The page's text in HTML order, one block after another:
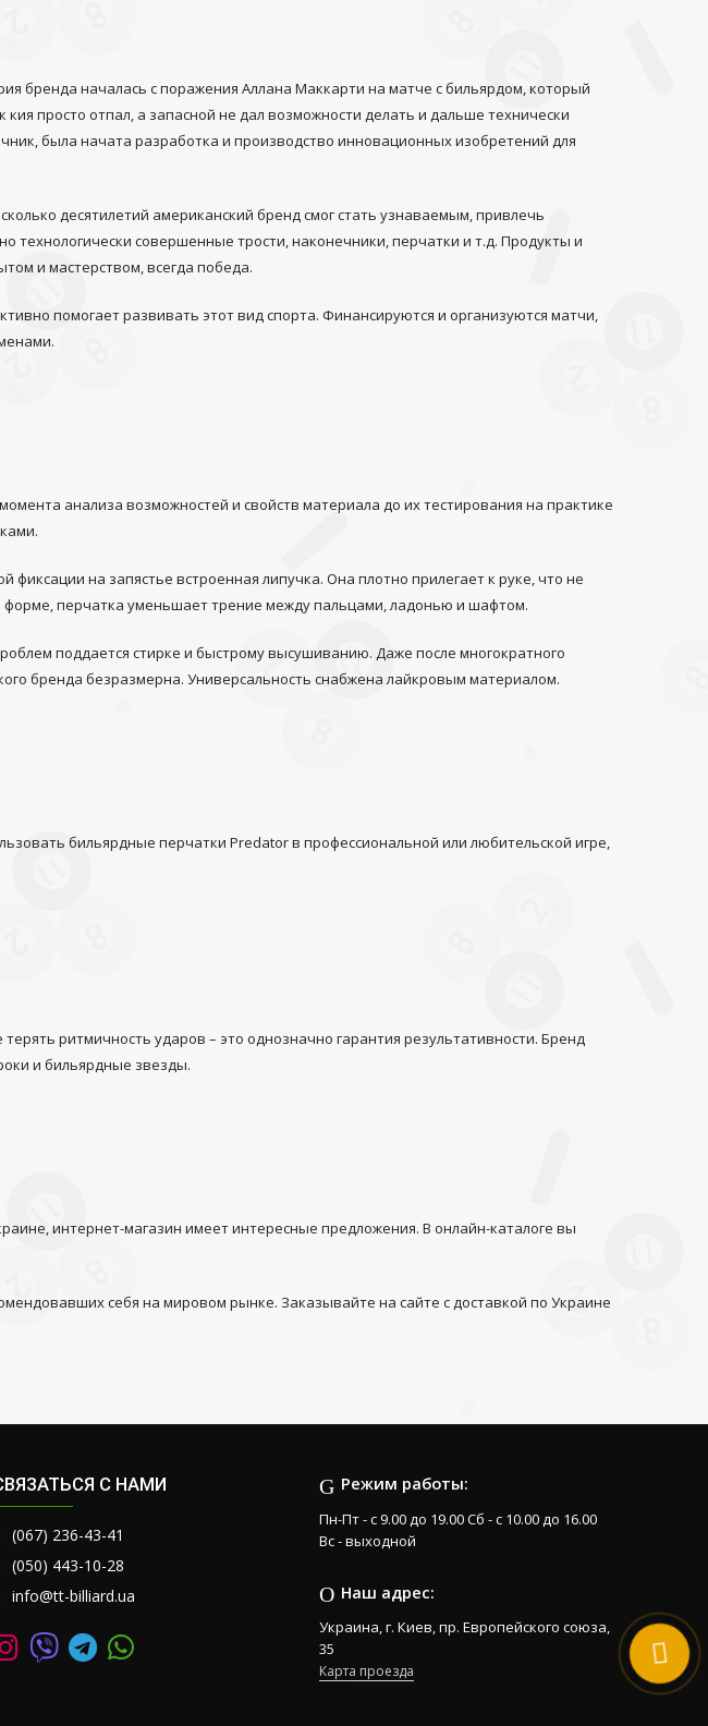
бренда началась с поражения Аллана Маккарти на матче с бильярдом, который
кия просто отпал, а запасной не дал возможности делать и дальше технически
была начата разработка и производство инновационных изобретений для
десятилетий американский бренд смог стать узнаваемым, привлечь
технологически совершенные трости, наконечники, перчатки и т.д. Продукты и
и мастерством, всегда победа.
помогает развивать этот вид спорта. Финансируются и организуются матчи,
анализа возможностей и свойств материала до их тестирования на практике
на запястье встроенная липучка. Она плотно прилегает к руке, что не
перчатка уменьшает трение между пальцами, ладонью и шафтом.
поддается стирке и быстрому высушиванию. Даже после многократного
бренда безразмерна. Универсальность снабжена лайкровым материалом.
бильярдные перчатки Predatorв профессиональной или любительской игре,
ритмичность ударов – это однозначно гарантия результативности. Бренд
и бильярдные звезды.
интернет-магазин имеет интересные предложения. В онлайн-каталоге вы
себя на мировом рынке. Заказывайте на сайте с доставкой по Украине
Режим работы:
Пн-Пт - с 9.00 до 19.00 Сб - с 10.00 до 16.00
Вс - выходной
Наш адрес:
Украина, г. Киев, пр. Европейского союза,
35
Карта проезда
С НАМИ
(067) 236-43-41
(050) 443-10-28
info@tt-billiard.ua